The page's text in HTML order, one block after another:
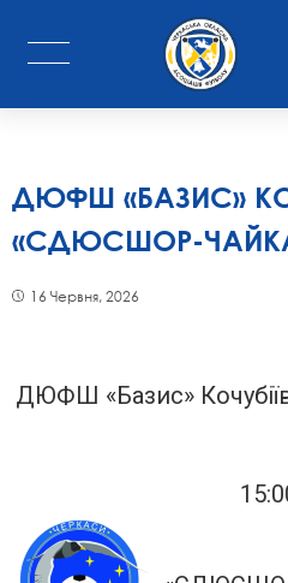
ДЮФШ «БАЗИС»
«СДЮСШОР-
16 Червня, 2026
ДЮФШ «Базис»